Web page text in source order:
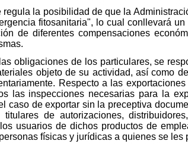
regula la posibilidad de que la
fitosanitaria", lo cual conllevará
de diferentes compensaciones
obligaciones de los particulares, se
objeto de su actividad, así como
Respecto a las
las inspecciones necesarias para la
caso de exportar sin la preceptiva
titulares de autorizaciones,
usuarios de dichos productos de
físicas y jurídicas a quienes se les